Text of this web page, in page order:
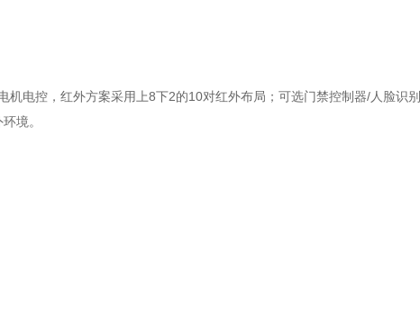
电控，红外方案采用上8下2的10对红外布局；可选门禁控制器/人脸识
境。